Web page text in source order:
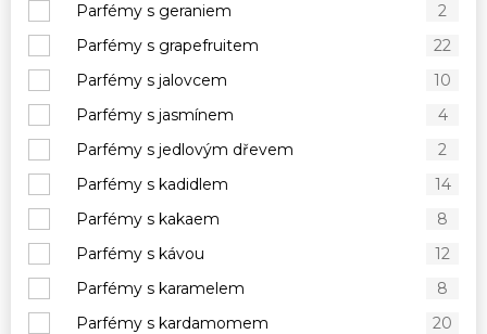
Parfémy s geraniem
2
Parfémy s grapefruitem
22
Parfémy s jalovcem
10
Parfémy s jasmínem
4
Parfémy s jedlovým dřevem
2
Parfémy s kadidlem
14
Parfémy s kakaem
8
Parfémy s kávou
12
Parfémy s karamelem
8
Parfémy s kardamomem
20